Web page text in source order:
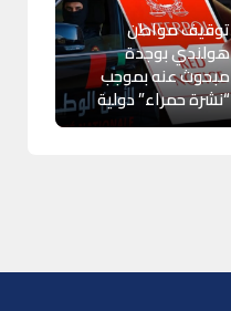
توقيف مواطن
هولندي بوجدة
مبحوث عنه بموجب
“نشرة حمراء” دولية